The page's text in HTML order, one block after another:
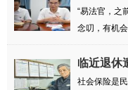
度
“易法官，之
念叨，有机
临近退休
劳...
社会保险是